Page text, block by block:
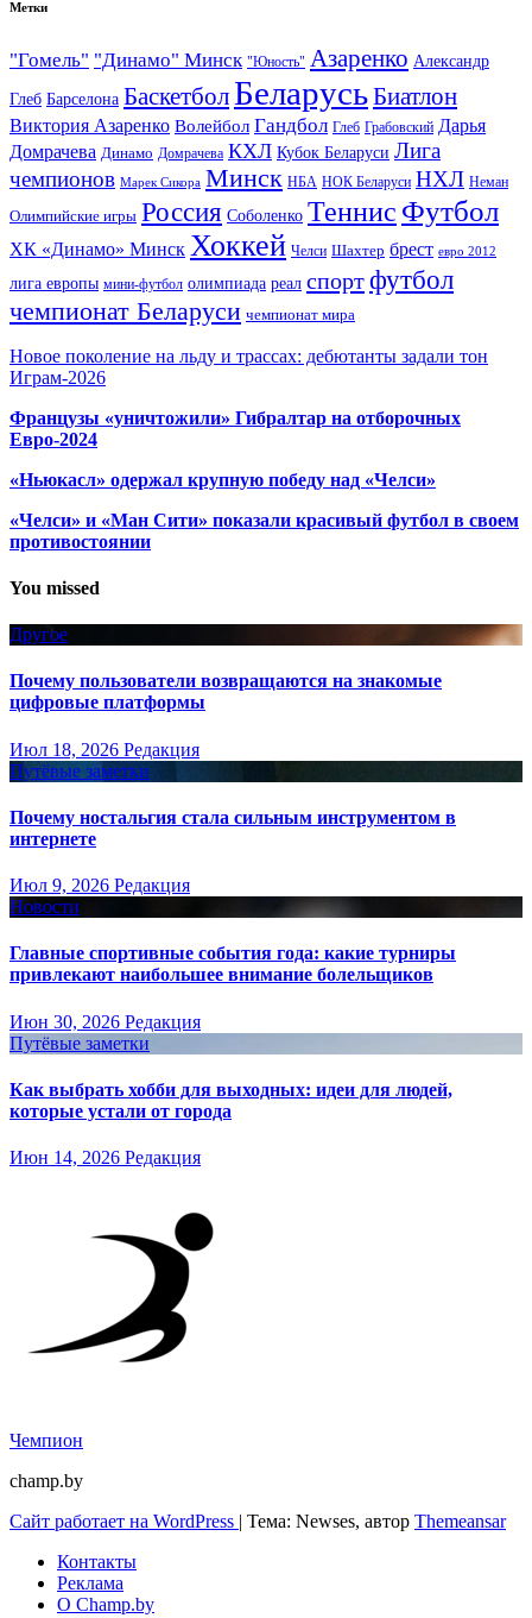
Метки
"Гомель" "Динамо" Минск "Юность" Азаренко Александр
Глеб Барселона Баскетбол БеларусьБиатлон
Виктория Азаренко Волейбол Гандбол Глеб Грабовский Дарья
Домрачева Динамо Домрачева КХЛ Кубок Беларуси Лига
чемпионов Марек Сикора Минск НБА НОК Беларуси НХЛ Неман
Олимпийские игры Россия Соболенко Теннис Футбол
ХК «Динамо» Минск Хоккей Челси Шахтер брест евро 2012
лига европы мини-футбол олимпиада реал спортфутбол
чемпионат Беларуси чемпионат мира
Новое поколение на льду и трассах: дебютанты задали тон
Играм-2026
Французы «уничтожили» Гибралтар на отборочных
Евро-2024
«Ньюкасл» одержал крупную победу над «Челси»
«Челси» и «Ман Сити» показали красивый футбол в своем
противостоянии
You missed
Другое
Почему пользователи возвращаются на знакомые
цифровые платформы
Июл 18, 2026 Редакция
Путёвые заметки
Почему ностальгия стала сильным инструментом в
интернете
Июл 9, 2026 Редакция
Новости
Главные спортивные события года: какие турниры
привлекают наибольшее внимание болельщиков
Июн 30, 2026 Редакция
Путёвые заметки
Как выбрать хобби для выходных: идеи для людей,
которые устали от города
Июн 14, 2026 Редакция
Чемпион
champ.by
Сайт работает на WordPress | Тема: Newses, автор Themeansar
Контакты
Реклама
О Champ.by